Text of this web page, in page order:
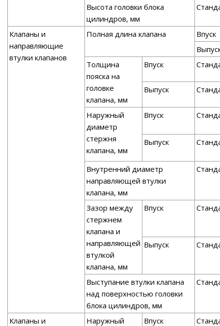
Высота головки блока
цилиндров, мм
Клапаны и
направляющие
втулки клапанов
Полная длина клапана
Впуск
Толщина
пояска на
головке
клапана, мм
Впуск
Выпуск
Наружный
диаметр
стержня
клапана, мм
Впуск
Выпуск
Внутренний диаметр
направляющей втулки
клапана, мм
Зазор между
стержнем
клапана и
направляющей
втулкой
клапана, мм
Впуск
Выпуск
Выступание втулки клапана
над поверхностью головки
блока цилиндров, мм
Клапаны и
Наружный
Впуск